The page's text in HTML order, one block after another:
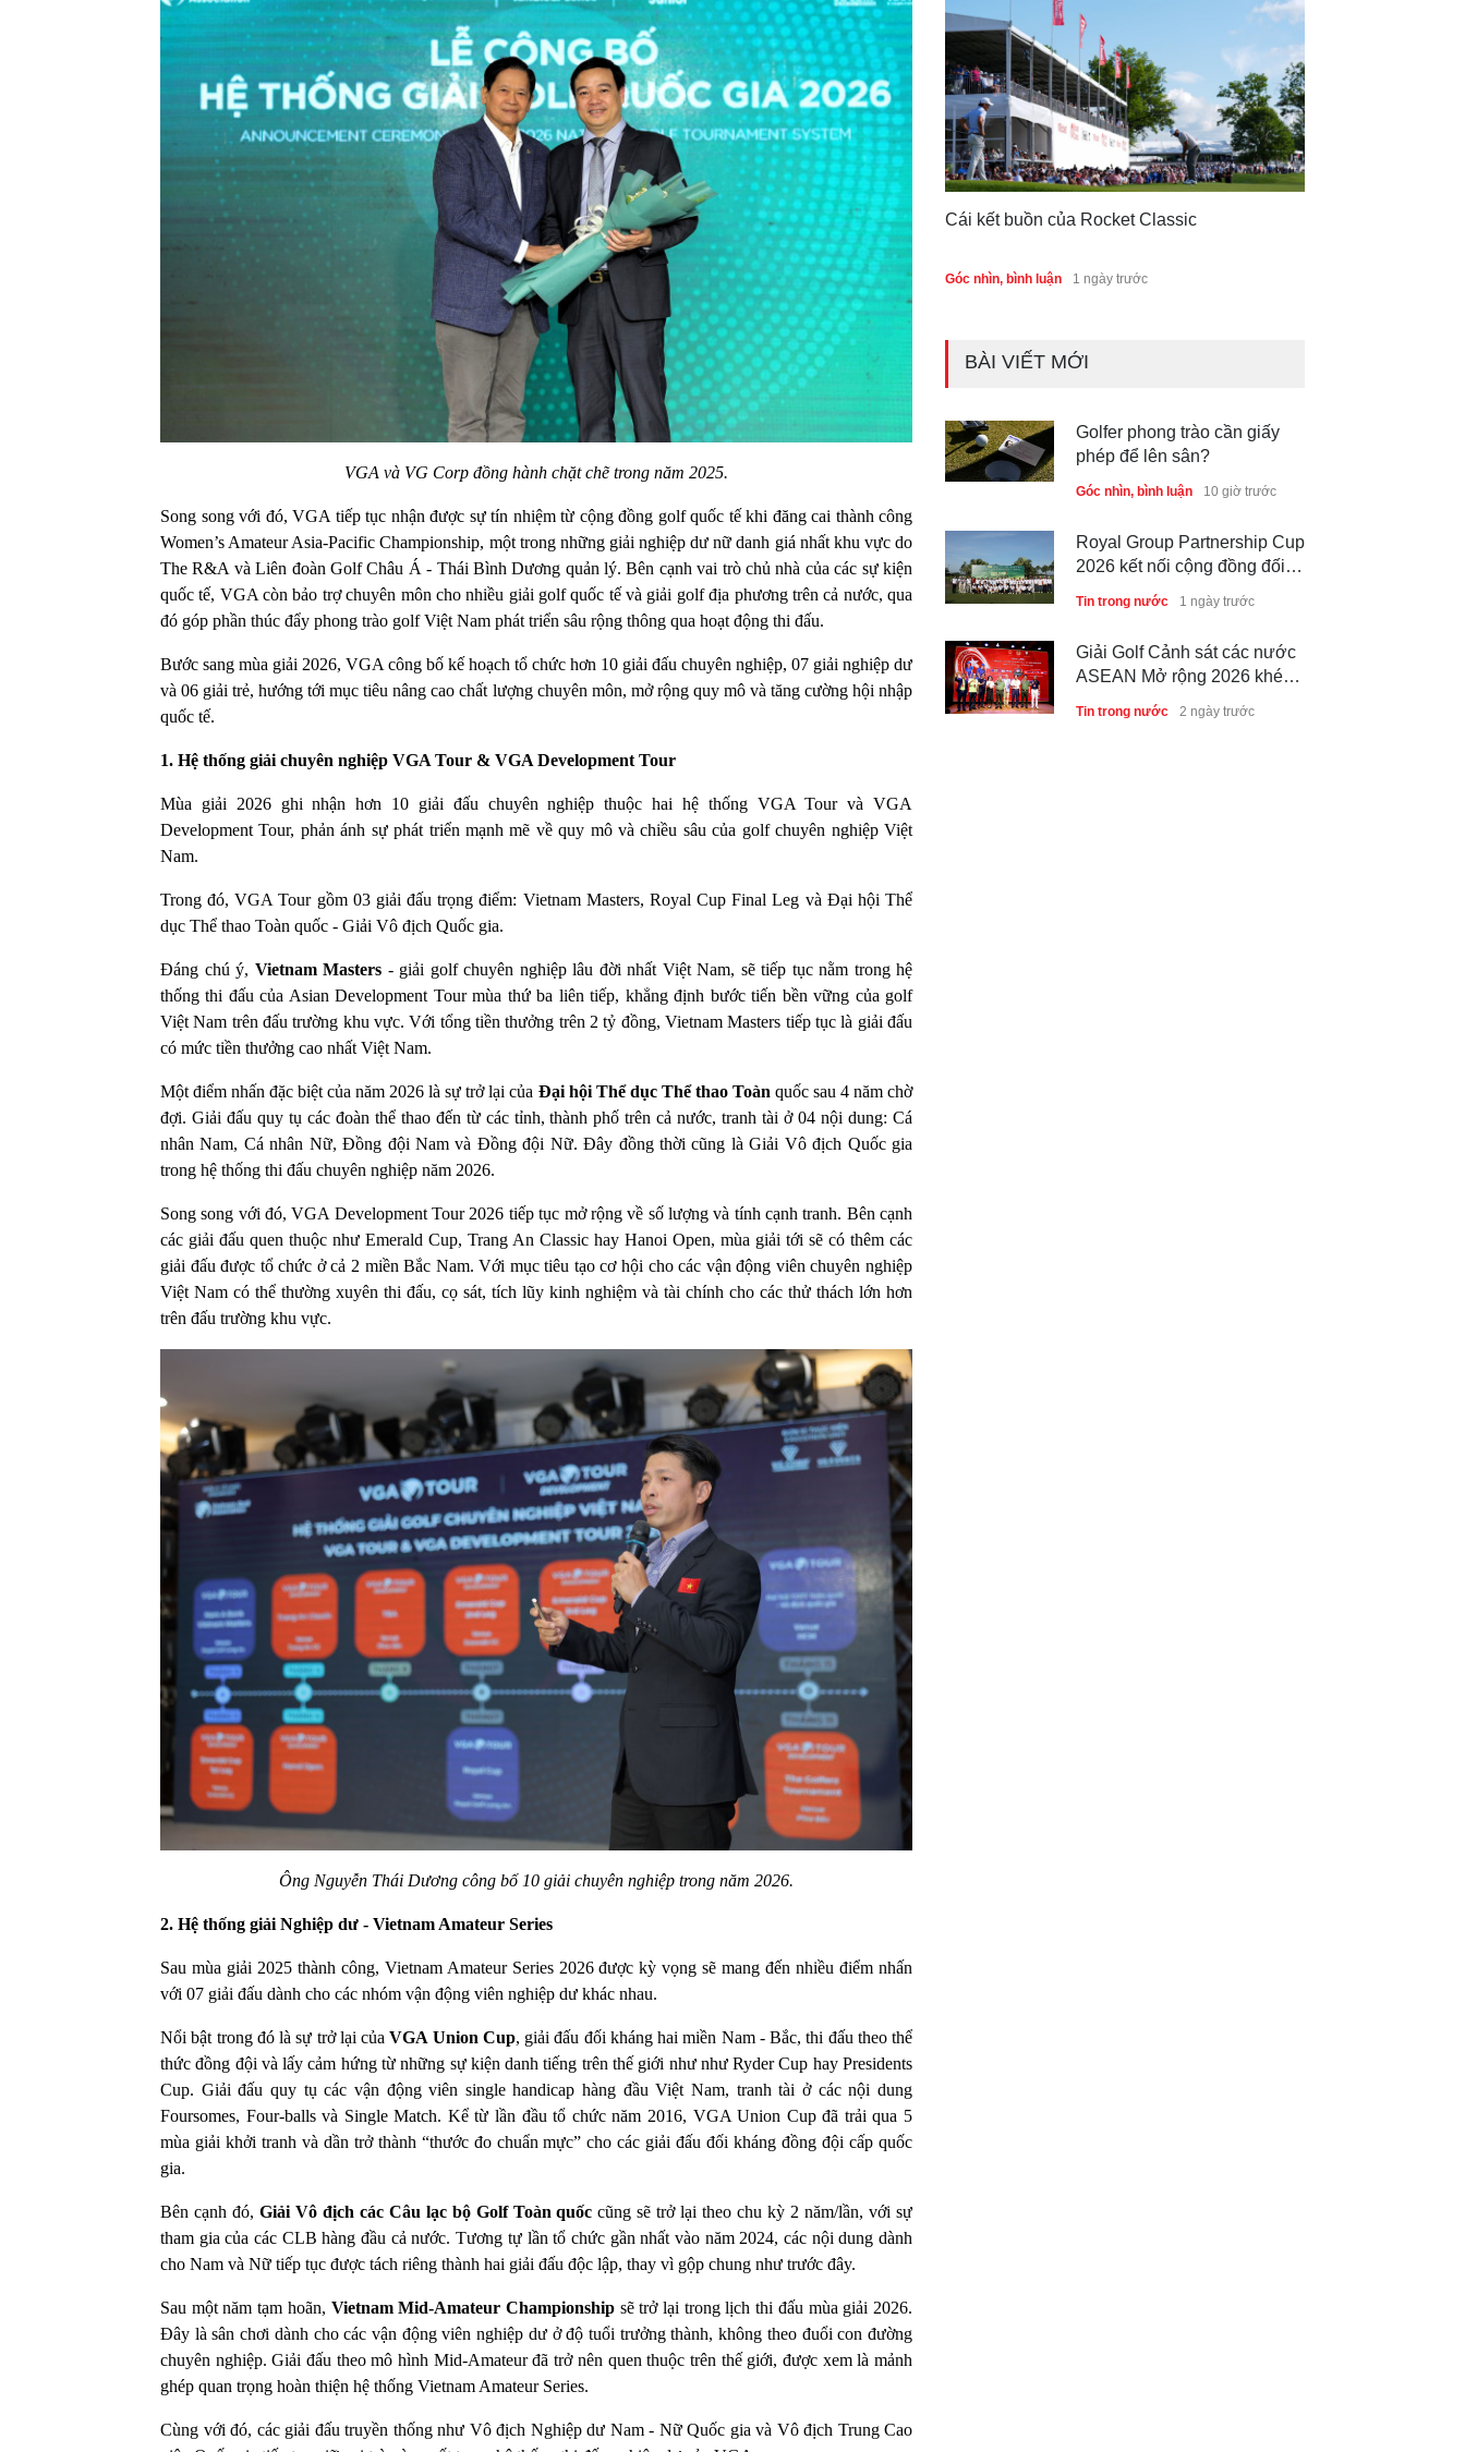
VGA và VG Corp đồng hành chặt chẽ trong năm 2025.
Song song với đó, VGA tiếp tục nhận được sự tín nhiệm từ cộng đồng golf quốc tế khi đăng cai thành công
Women’s Amateur Asia-Pacific Championship, một trong những giải nghiệp dư nữ danh giá nhất khu vực do
The R&A và Liên đoàn Golf Châu Á - Thái Bình Dương quản lý. Bên cạnh vai trò chủ nhà của các sự kiện
quốc tế, VGA còn bảo trợ chuyên môn cho nhiều giải golf quốc tế và giải golf địa phương trên cả nước, qua
đó góp phần thúc đẩy phong trào golf Việt Nam phát triển sâu rộng thông qua hoạt động thi đấu.
Bước sang mùa giải 2026, VGA công bố kế hoạch tổ chức hơn 10 giải đấu chuyên nghiệp, 07 giải nghiệp dư
và 06 giải trẻ, hướng tới mục tiêu nâng cao chất lượng chuyên môn, mở rộng quy mô và tăng cường hội nhập
quốc tế.
1. Hệ thống giải chuyên nghiệp VGA Tour & VGA Development Tour
Mùa giải 2026 ghi nhận hơn 10 giải đấu chuyên nghiệp thuộc hai hệ thống VGA Tour và VGA
Development Tour, phản ánh sự phát triển mạnh mẽ về quy mô và chiều sâu của golf chuyên nghiệp Việt
Nam.
Trong đó, VGA Tour gồm 03 giải đấu trọng điểm: Vietnam Masters, Royal Cup Final Leg và Đại hội Thể
dục Thể thao Toàn quốc - Giải Vô địch Quốc gia.
Đáng chú ý, Vietnam Masters - giải golf chuyên nghiệp lâu đời nhất Việt Nam, sẽ tiếp tục nằm trong hệ
thống thi đấu của Asian Development Tour mùa thứ ba liên tiếp, khẳng định bước tiến bền vững của golf
Việt Nam trên đấu trường khu vực. Với tổng tiền thưởng trên 2 tỷ đồng, Vietnam Masters tiếp tục là giải đấu
có mức tiền thưởng cao nhất Việt Nam.
Một điểm nhấn đặc biệt của năm 2026 là sự trở lại của Đại hội Thể dục Thể thao Toàn quốc sau 4 năm chờ
đợi. Giải đấu quy tụ các đoàn thể thao đến từ các tỉnh, thành phố trên cả nước, tranh tài ở 04 nội dung: Cá
nhân Nam, Cá nhân Nữ, Đồng đội Nam và Đồng đội Nữ. Đây đồng thời cũng là Giải Vô địch Quốc gia
trong hệ thống thi đấu chuyên nghiệp năm 2026.
Song song với đó, VGA Development Tour 2026 tiếp tục mở rộng về số lượng và tính cạnh tranh. Bên cạnh
các giải đấu quen thuộc như Emerald Cup, Trang An Classic hay Hanoi Open, mùa giải tới sẽ có thêm các
giải đấu được tổ chức ở cả 2 miền Bắc Nam. Với mục tiêu tạo cơ hội cho các vận động viên chuyên nghiệp
Việt Nam có thể thường xuyên thi đấu, cọ sát, tích lũy kinh nghiệm và tài chính cho các thử thách lớn hơn
trên đấu trường khu vực.
Ông Nguyễn Thái Dương công bố 10 giải chuyên nghiệp trong năm 2026.
2. Hệ thống giải Nghiệp dư - Vietnam Amateur Series
Sau mùa giải 2025 thành công, Vietnam Amateur Series 2026 được kỳ vọng sẽ mang đến nhiều điểm nhấn
với 07 giải đấu dành cho các nhóm vận động viên nghiệp dư khác nhau.
Nổi bật trong đó là sự trở lại củaVGA Union Cup, giải đấu đối kháng hai miền Nam - Bắc, thi đấu theo thể
thức đồng đội và lấy cảm hứng từ những sự kiện danh tiếng trên thế giới như như Ryder Cup hay Presidents
Cup. Giải đấu quy tụ các vận động viên single handicap hàng đầu Việt Nam, tranh tài ở các nội dung
Foursomes, Four-balls và Single Match. Kể từ lần đầu tổ chức năm 2016, VGA Union Cup đã trải qua 5
mùa giải khởi tranh và dần trở thành “thước đo chuẩn mực” cho các giải đấu đối kháng đồng đội cấp quốc
gia.
Bên cạnh đó, Giải Vô địch các Câu lạc bộ Golf Toàn quốc cũng sẽ trở lại theo chu kỳ 2 năm/lần, với sự
tham gia của các CLB hàng đầu cả nước. Tương tự lần tổ chức gần nhất vào năm 2024, các nội dung dành
cho Nam và Nữ tiếp tục được tách riêng thành hai giải đấu độc lập, thay vì gộp chung như trước đây.
Sau một năm tạm hoãn, Vietnam Mid-Amateur Championshipsẽ trở lại trong lịch thi đấu mùa giải 2026.
Đây là sân chơi dành cho các vận động viên nghiệp dư ở độ tuổi trưởng thành, không theo đuổi con đường
chuyên nghiệp. Giải đấu theo mô hình Mid-Amateur đã trở nên quen thuộc trên thế giới, được xem là mảnh
ghép quan trọng hoàn thiện hệ thống Vietnam Amateur Series.
Cùng với đó, các giải đấu truyền thống như Vô địch Nghiệp dư Nam - Nữ Quốc gia và Vô địch Trung Cao
Cái kết buồn của Rocket Classic
Góc nhìn, bình luận 1 ngày trước
BÀI VIẾT MỚI
Golfer phong trào cần giấy
phép để lên sân?
Góc nhìn, bình luận 10 giờ trước
Royal Group Partnership Cup
2026 kết nối cộng đồng đối
tác tại Royal Long An Golf &
Country Club
Tin trong nước 1 ngày trước
Giải Golf Cảnh sát các nước
ASEAN Mở rộng 2026 khép
lại thành công, thúc đẩy giao
lưu và hợp tác quốc tế
Tin trong nước 2 ngày trước